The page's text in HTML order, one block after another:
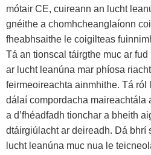
mótair CE, cuireann an lucht
gnéithe a chomhcheanglaíonn
fheabhsaithe le coigilteas
Tá an tionscal táirgthe muc ar
ar lucht leanúna mar phíosa
feirmeoireachta ainmhithe. Tá
dálaí compordacha maireachtála
a d’fhéadfadh tionchar a bheith
dtáirgiúlacht ar deireadh. Dá bhrí
lucht leanúna muc nua le